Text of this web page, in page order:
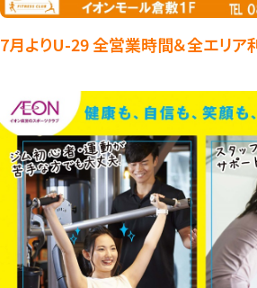
7月よりU-29 全営業時間＆全エリア